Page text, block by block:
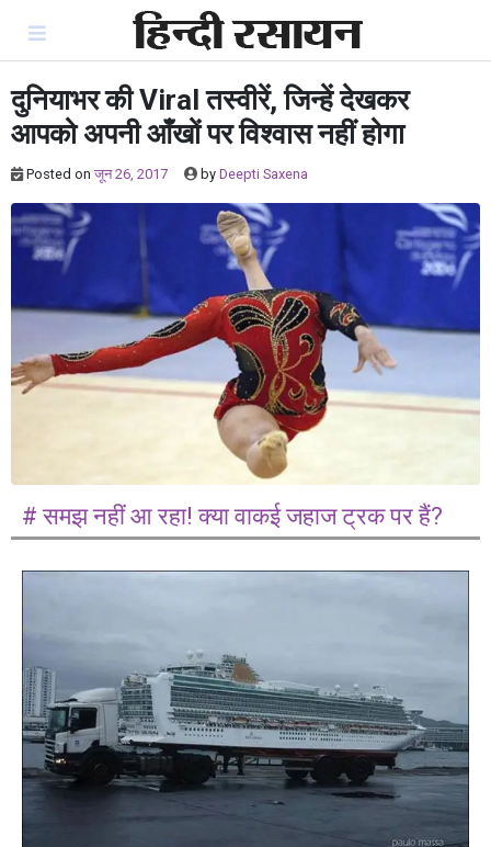
content
दुनियाभर की Viral तस्वीरें, जिन्हें देखकर
आपको अपनी आँखों पर विश्वास नहीं होगा
Posted on जून 26, 2017 by Deepti Saxena
# समझ नहीं आ रहा! क्या वाकई जहाज ट्रक पर हैं?